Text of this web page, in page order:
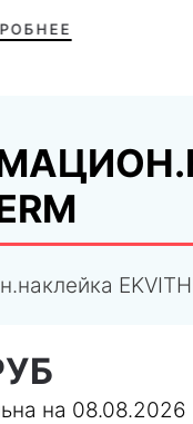
на 08.08.2026